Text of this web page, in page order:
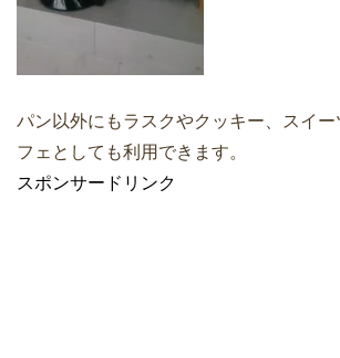
パン以外にもラスクやクッキー、スイ
フェとしても利用できます。
スポンサードリンク